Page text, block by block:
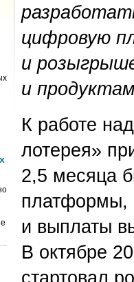
цифровую
и
и
К работе
лотерея»
2,5 месяца
платформы,
и выплаты
В октябре
стартовал